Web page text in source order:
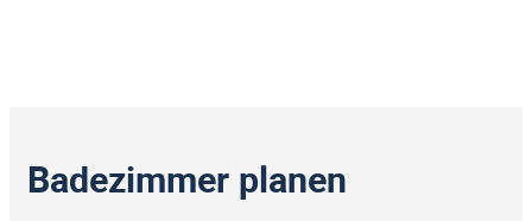
Badezimmer planen